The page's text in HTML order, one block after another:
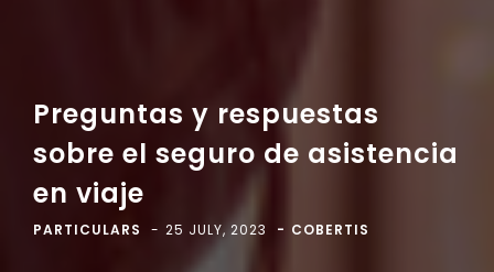
Preguntas y respuestas
sobre el seguro de asistencia
en viaje
PARTICULARS 25 JULY, 2023 COBERTIS